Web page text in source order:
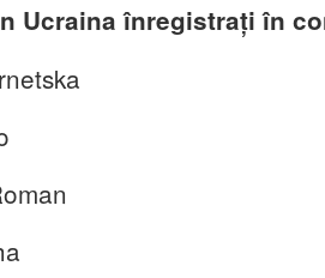
Ucraina înregistrați în